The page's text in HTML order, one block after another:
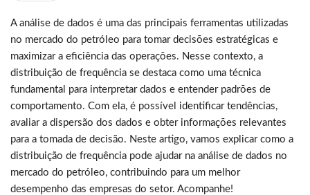
A análise de dados é uma das principais ferramentas utilizadas
no mercado do petróleo para tomar decisões estratégicas e
maximizar a eficiência das operações. Nesse contexto, a
distribuição de frequência se destaca como uma técnica
fundamental para interpretar dados e entender padrões de
comportamento. Com ela, é possível identificar tendências,
avaliar a dispersão dos dados e obter informações relevantes
para a tomada de decisão. Neste artigo, vamos explicar como a
distribuição de frequência pode ajudar na análise de dados no
mercado do petróleo, contribuindo para um melhor
desempenho das empresas do setor. Acompanhe!